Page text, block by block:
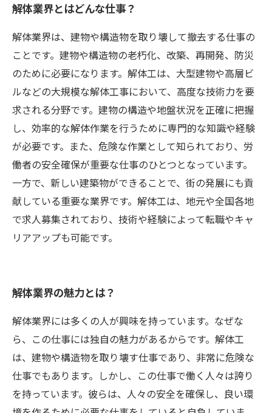
解体業界とはどんな仕事？
解体業界は、建物や構造物を取り壊して撤去する仕事の
ことです。建物や構造物の老朽化、改築、再開発、防災
のために必要になります。解体工は、大型建物や高層ビ
ルなどの大規模な解体工事において、高度な技術力を要
求される分野です。建物の構造や地盤状況を正確に把握
し、効率的な解体作業を行うために専門的な知識や経験
が必要です。また、危険な作業として知られており、労
働者の安全確保が重要な仕事のひとつとなっています。
一方で、新しい建築物ができることで、街の発展にも貢
献している重要な業界です。解体工は、地元や全国各地
で求人募集されており、技術や経験によって転職やキャ
リアアップも可能です。
解体業界の魅力とは？
解体業界には多くの人が興味を持っています。なぜな
ら、この仕事には独自の魅力があるからです。解体工
は、建物や構造物を取り壊す仕事であり、非常に危険な
仕事でもあります。しかし、この仕事で働く人々は誇り
を持っています。彼らは、人々の安全を確保し、良い環